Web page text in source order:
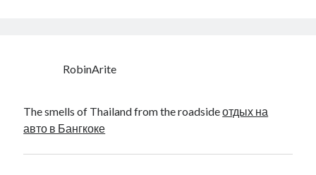
RobinArite
The smells of Thailand from the roadsideотдых на
авто в Бангкоке